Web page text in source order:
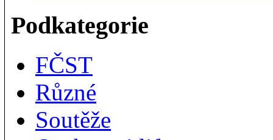
Podkategorie
FČST
Různé
Soutěže